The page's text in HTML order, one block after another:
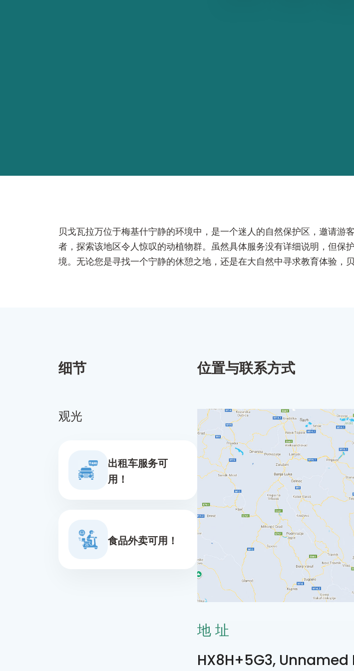
贝戈瓦拉万位于梅基什宁静的环境中，是一个迷人的自然保护区，邀请
者，探索该地区令人惊叹的动植物群。虽然具体服务没有详细说明，但
境。无论您是寻找一个宁静的休憩之地，还是在大自然中寻求教育体验，
细节
观光
出租车服务可
用！
食品外卖可用！
位置与联系方式
地址
HX8H+5G3, Unnamed